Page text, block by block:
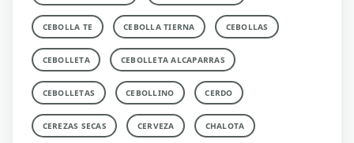
CEBOLLA TE CEBOLLA TIERNA CEBOLLAS
CEBOLLETA CEBOLLETA ALCAPARRAS
CEBOLLETAS CEBOLLINO CERDO
CEREZAS SECAS CERVEZA CHALOTA